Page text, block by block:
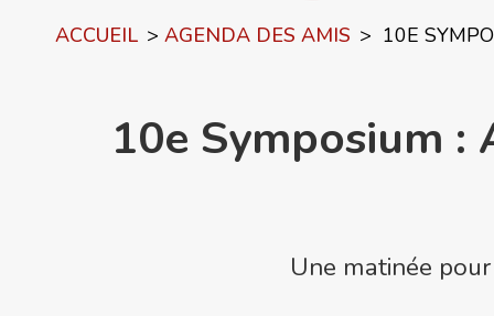
ACCUEIL > AGENDA DES AMIS > 10E
10e Symposium
Une matinée